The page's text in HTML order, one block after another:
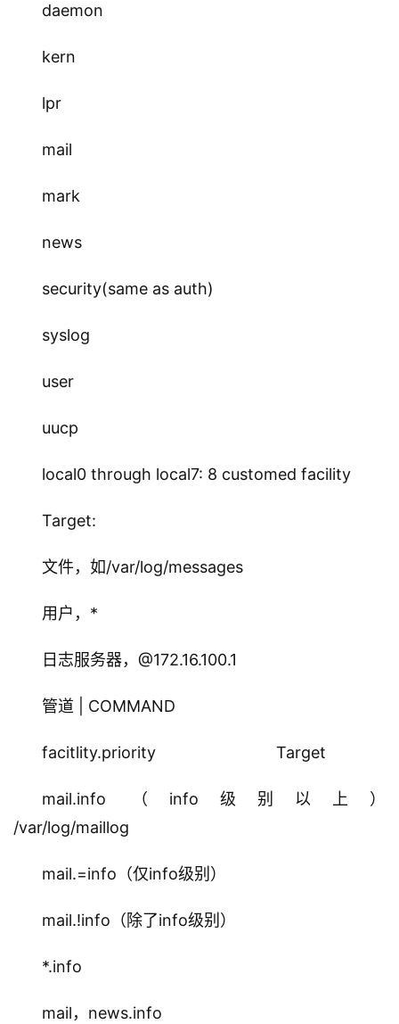
daemon
kern
lpr
mail
mark
news
security(same as auth)
syslog
user
uucp
local0 through local7: 8 customed facility
Target:
文件，如/var/log/messages
用户，*
日志服务器，@172.16.100.1
管道 | COMMAND
facitlity.priority     			   Target
mail.info （info级别以上）
/var/log/maillog
mail.=info（仅info级别）
mail.!info（除了info级别）
*.info
mail，news.info